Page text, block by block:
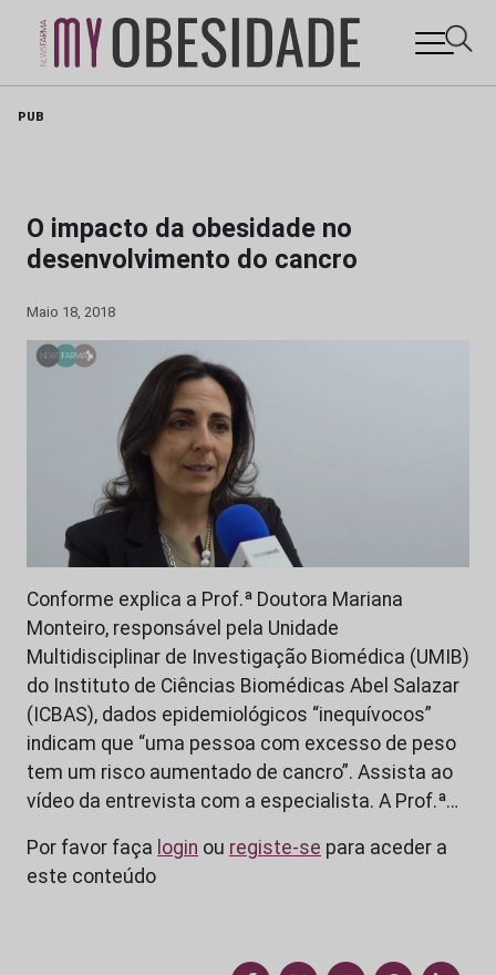
PUB
O impacto da obesidade no
desenvolvimento do cancro
Maio 18, 2018
Conforme explica a Prof.ª Doutora Mariana
Monteiro, responsável pela Unidade
Multidisciplinar de Investigação Biomédica (UMIB)
do Instituto de Ciências Biomédicas Abel Salazar
(ICBAS), dados epidemiológicos “inequívocos”
indicam que “uma pessoa com excesso de peso
tem um risco aumentado de cancro”. Assista ao
vídeo da entrevista com a especialista. A Prof.ª…
Por favor faça login ou registe-se para aceder a
este conteúdo